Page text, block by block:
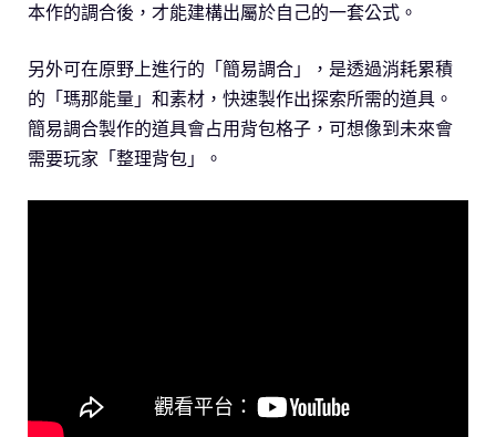
本作的調合後，才能建構出屬於自己的一套公式。
另外可在原野上進行的「簡易調合」，是透過消耗累積
的「瑪那能量」和素材，快速製作出探索所需的道具。
簡易調合製作的道具會占用背包格子，可想像到未來會
需要玩家「整理背包」。